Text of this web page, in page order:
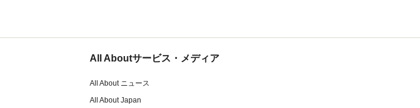
All Aboutサービス・メディア
All About ニュース
All About Japan